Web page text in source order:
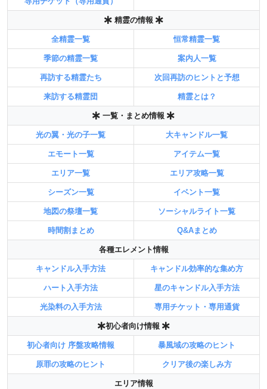
精霊の情報
全精霊一覧 恒常精霊一覧
季節の精霊一覧 案内人一覧
再訪する精霊たち 次回再訪のヒントと予想
来訪する精霊団 精霊とは？
一覧・まとめ情報
光の翼・光の子一覧 大キャンドル一覧
エモート一覧 アイテム一覧
エリア一覧 エリア攻略一覧
シーズン一覧 イベント一覧
地図の祭壇一覧 ソーシャルライト一覧
時間割まとめ Q&Aまとめ
各種エレメント情報
キャンドル入手方法 キャンドル効率的な集め方
ハート入手方法 星のキャンドル入手方法
光染料の入手方法 専用チケット・専用通貨
初心者向け情報
初心者向け 序盤攻略情報 暴風域の攻略のヒント
原罪の攻略のヒント クリア後の楽しみ方
エリア情報